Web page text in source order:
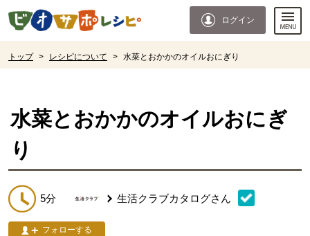
ページの先頭です。
ログイン
トップ > レシピについて > 水菜とおかかのオイルおにぎり
水菜とおかかのオイルおにぎ
り
5分 生活クラブカタログさん
フォローする